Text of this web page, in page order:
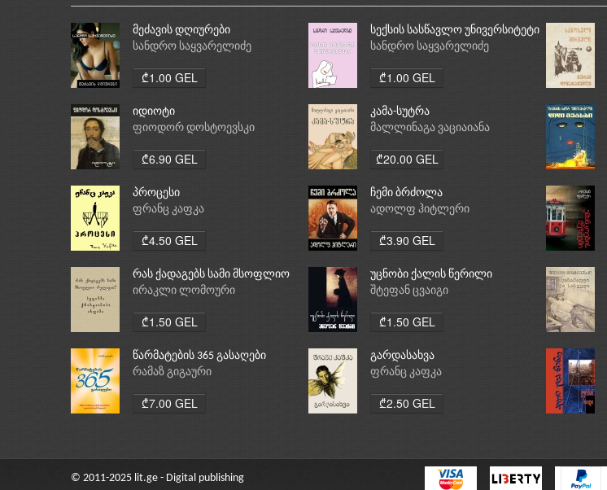
მეძავის დღიურები
სანდრო საყვარელიძე
₾1.00 GEL
სექსის სასწავლო უნივერსიტეტი
სანდრო საყვარელიძე
₾1.00 GEL
იდიოტი
ფიოდორ დოსტოევსკი
₾6.90 GEL
კამა-სუტრა
მალლინაგა ვაციაიანა
₾20.00 GEL
პროცესი
ფრანც კაფკა
₾4.50 GEL
ჩემი ბრძოლა
ადოლფ ჰიტლერი
₾3.90 GEL
რას ქადაგებს სამი მსოფლიო
რელიგია: ბუდიზმი,
ირაკლი ლომოური
₾1.50 GEL
უცნობი ქალის წერილი
შტეფან ცვაიგი
₾1.50 GEL
წარმატების 365 გასაღები
რამაზ გიგაური
₾7.00 GEL
გარდასახვა
ფრანც კაფკა
₾2.50 GEL
© 2011-2025 lit.ge - Digital publishing